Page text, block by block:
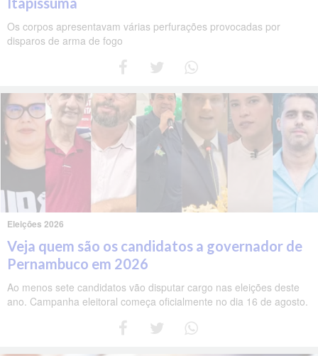
Os corpos apresentavam várias perfurações provocadas por
disparos de arma de fogo
Eleições 2026
Veja quem são os candidatos a governador de
Pernambuco em 2026
Ao menos sete candidatos vão disputar cargo nas eleições deste
ano. Campanha eleitoral começa oficialmente no dia 16 de agosto.